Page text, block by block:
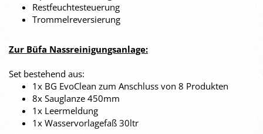
Restfeuchtesteuerung
Trommelreversierung
Zur Büfa Nassreinigungsanlage:
Set bestehend aus:
1x BG EvoClean zum Anschluss von 8 Produkten
8x Sauglanze 450mm
1x Leermeldung
1x Wasservorlagefaß 30ltr